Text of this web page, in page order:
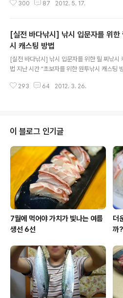
많습니다. 낚시를 다녀오면 몸이 피곤한 상태이
길 수가 있습니다. 이것이 당장은 문제가 되지 않
두달 그렇게 누락된다면 적잖은 비용을 들여서
시용품에 심각한 문제가 생길 수 있으므로 가급
시 다녀온 그 날 해주시는게 좋습니다. 이는 바다
자 뿐 아니라 낚시를 왠만큼 하신 분들도 망각하
이므로 세삼스러울지 모르지만 다시한번 상기 시
300 87 2012. 5. 17.
[실전 바다낚시] 낚시 입문자를 위한
시 캐스팅 방법
[실전 바다낚시] 낚시 입문자를 위한 릴 찌낚시
법 지난 시간 "초보자를 위한 원투낚시 캐스팅
를 위한 릴 찌낚시 캐스팅 방법"에 대해 알아보겠
을 두는데 '내가 원하는 자리'에 그대로 던져 넣
야 하는 대신 공략범위가 어지간해선 30m를 넘
로 비거리에 대한 부담은 확실히 줄어들겠지요.
영상을 첨부할 기회가 있을지 모르지만 오늘은
통해 캐스팅하는 모습을 살펴보도록 하겠습니
낚시의 꽃, 릴 찌낚시의 캐스팅에..
293 64 2012. 3. 26.
이 블로그 인기글
7월에 먹어야 가치가 빛나는 여름
생선 6선
더
까